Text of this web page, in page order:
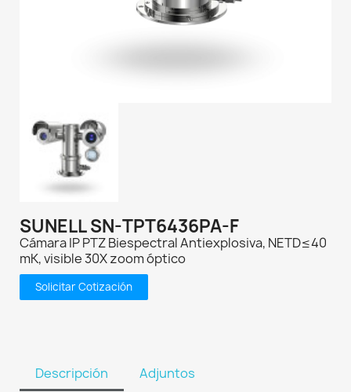
SUNELL SN-TPT6436PA-F
Cámara IP PTZ Biespectral Antiexplosiva, NETD≤40
mK, visible 30X zoom óptico
Solicitar Cotización
Descripción Adjuntos